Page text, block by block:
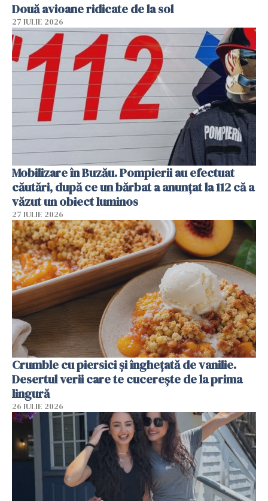
Două avioane ridicate de la sol
27 IULIE 2026
Mobilizare în Buzău. Pompierii au efectuat
căutări, după ce un bărbat a anunțat la 112 că a
văzut un obiect luminos
27 IULIE 2026
Crumble cu piersici și înghețată de vanilie.
Desertul verii care te cucerește de la prima
lingură
26 IULIE 2026